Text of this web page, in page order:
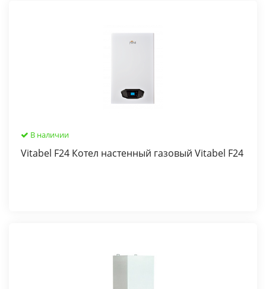
В наличии
Vitabel F24 Котел настенный газовый Vitabel F24